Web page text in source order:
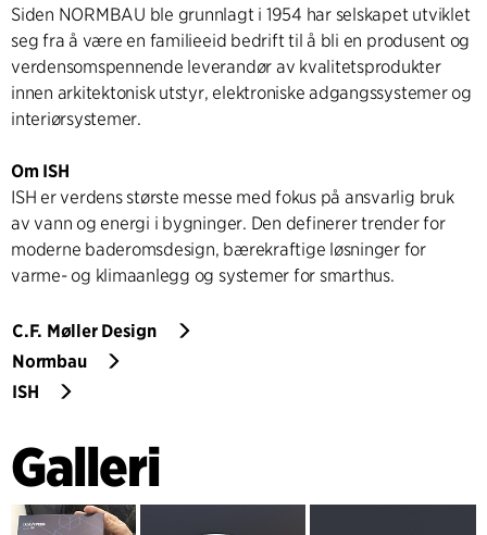
Siden NORMBAU ble grunnlagt i 1954 har selskapet utviklet
seg fra å være en familieeid bedrift til å bli en produsent og
verdensomspennende leverandør av kvalitetsprodukter
innen arkitektonisk utstyr, elektroniske adgangssystemer og
interiørsystemer.
Om ISH
ISH er verdens største messe med fokus på ansvarlig bruk
av vann og energi i bygninger. Den definerer trender for
moderne baderomsdesign, bærekraftige løsninger for
varme- og klimaanlegg og systemer for smarthus.
C.F. Møller Design
Normbau
ISH
Galleri